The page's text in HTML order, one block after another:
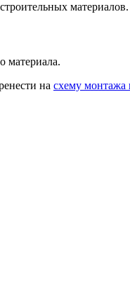
материалов.
материала.
на схему монтажа